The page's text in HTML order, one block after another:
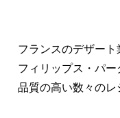
フランスのデザー
フィリップス・パー
品質の高い数々のレ